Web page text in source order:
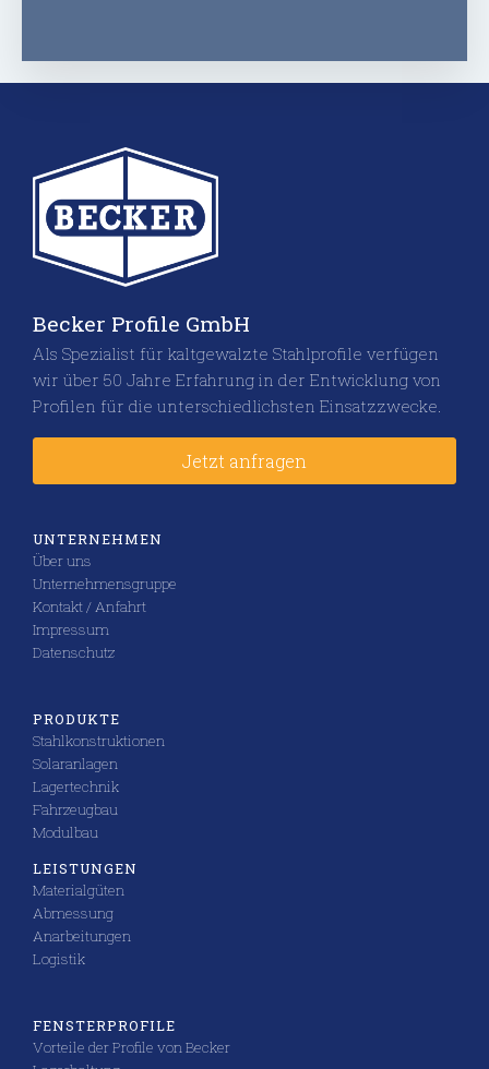
Becker Profile GmbH
Als Spezialist für kaltgewalzte Stahlprofile verfügen
wir über 50 Jahre Erfahrung in der Entwicklung von
Profilen für die unterschiedlichsten Einsatzzwecke.
Jetzt anfragen
UNTERNEHMEN
Über uns
Unternehmensgruppe
Kontakt / Anfahrt
Impressum
Datenschutz
PRODUKTE
Stahlkonstruktionen
Solaranlagen
Lagertechnik
Fahrzeugbau
Modulbau
LEISTUNGEN
Materialgüten
Abmessung
Anarbeitungen
Logistik
FENSTERPROFILE
Vorteile der Profile von Becker